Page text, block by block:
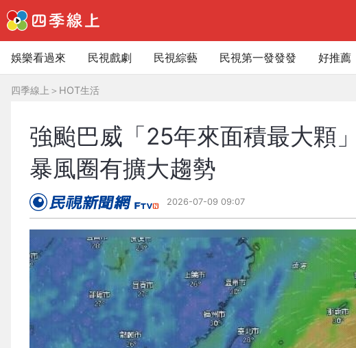
娛樂看過來 民視戲劇 民視綜藝 民視第一發發發 好推薦
四季線上 ＞ HOT生活
強颱巴威「25年來面積最大顆
暴風圈有擴大趨勢
2026-07-09 09:07